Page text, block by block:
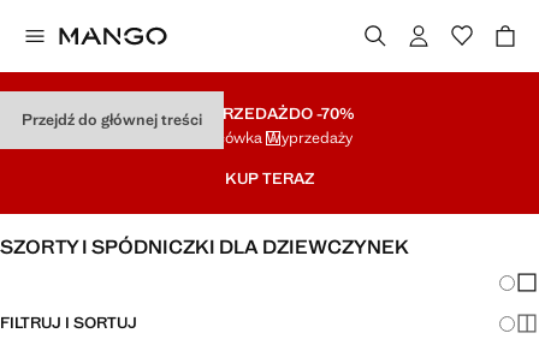
Przejdź do głównej treściWYPRZEDAŻDO -70%
Końcówka Wyprzedaży
KUP TERAZ
SZORTY I SPÓDNICZKI DLA DZIEWCZYNEK
FILTRUJ I SORTUJ